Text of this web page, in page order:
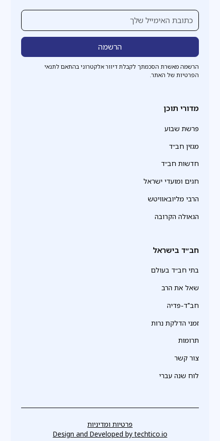
הרשמה מאשרת הסכמתך לקבלת דיוור אלקטרוני בהתאם לתנאי
הפרטיות של האתר.
מדורי תוכן
פרשת שבוע
מגזין חב״ד
חדשות חב״ד
חגים ומועדי ישראל
הרבי מליובאוויטש
הגאולה הקרובה
חב״ד בישראל
בתי חב״ד בעולם
שאל את הרב
חב"ד-פדיה
זמני הדלקת נרות
תרומות
צור קשר
לוח שנה עברי
פרטיות ומדיניות
Design and Developed bytechtico.io